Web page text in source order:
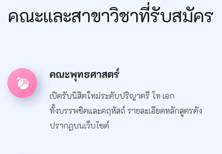
คณะและสาขาวิชาที่รับสมัคร
คณะพุทธศาสตร์
เปิดรับนิสิตใหม่ระดับปริญาตรี โท เอก
ทั้งบรรพชิตและคฤหัสถ์ รายละเอียดหลักสูตรดัง
ปรากฏบนเว็บไซต์